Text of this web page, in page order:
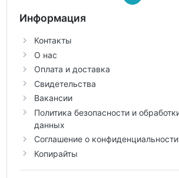
Информация
Контакты
О нас
Оплата и доставка
Свидетельства
Вакансии
Политика безопасности и
данных
Соглашение о конфиденциальности
Копирайты